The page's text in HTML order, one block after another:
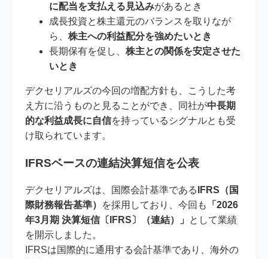
に配当を支払える見込みがあるとき
成長投資と株主還元のバランスを取りなが
ら、株主への利益配分を強めたいとき
長期保有を促し、株主との関係を安定させた
いとき
デクセリアルズの今回の増配方針も、こうした考
え方に沿うものと見ることができ、同社が中長期
的な利益成長に自信を持っているシグナルとも受
け取られています。
IFRSベースの連結決算短信を公表
デクセリアルズは、国際会計基準である IFRS（国
際財務報告基準） を採用しており、今回も
「2026
年3月期 決算短信〔IFRS〕（連結）」 として業績
を開示しました。
IFRSは国際的に通用する会計基準であり、海外の